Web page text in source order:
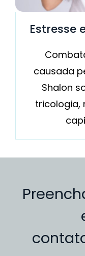
Estresse
causada
Shalon
tricologia,